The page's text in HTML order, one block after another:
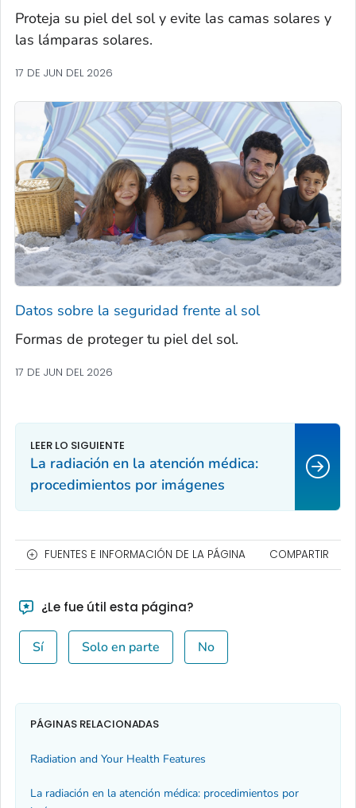
Proteja su piel del sol y evite las camas solares y
las lámparas solares.
17 DE JUN DEL 2026
Datos sobre la seguridad frente al sol
Formas de proteger tu piel del sol.
17 DE JUN DEL 2026
La radiación en la atención médica:
procedimientos por imágenes
FUENTES E INFORMACIÓN DE LA PÁGINA COMPARTIR
¿Le fue útil esta página?
Sí Solo en parte No
PÁGINAS RELACIONADAS
Radiation and Your Health Features
La radiación en la atención médica: procedimientos por